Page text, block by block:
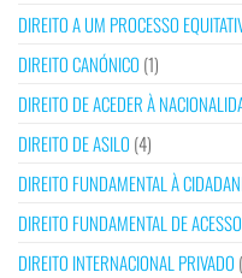
DIREITO A UM PROCESSO
DIREITO CANÓNICO (1)
DIREITO DE ACEDER À
DIREITO DE ASILO (4)
DIREITO FUNDAMENTAL À
DIREITO FUNDAMENTAL DE
DIREITO INTERNACIONAL PRIVADO